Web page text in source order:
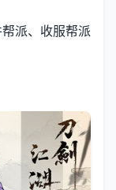
派、收服帮派